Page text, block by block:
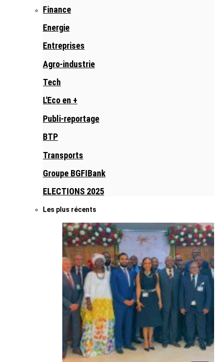
Finance
Energie
Entreprises
Agro-industrie
Tech
L'Eco en +
Publi-reportage
BTP
Transports
Groupe BGFIBank
ELECTIONS 2025
Les plus récents